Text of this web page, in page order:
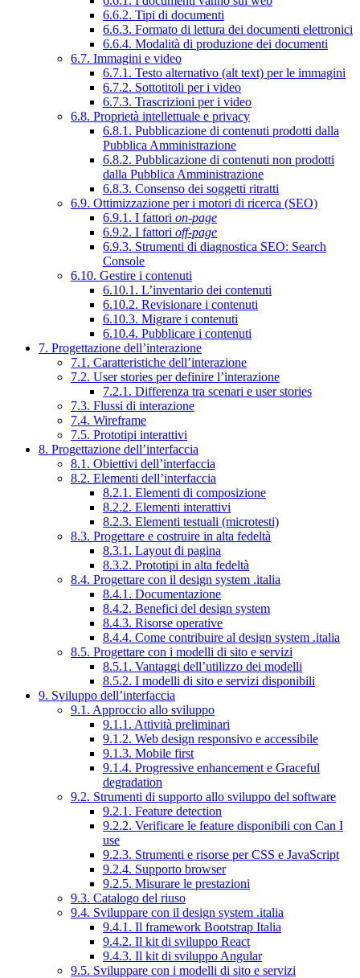
6.6.2. Tipi di documenti
6.6.3. Formato di lettura dei documenti elettronici
6.6.4. Modalità di produzione dei documenti
6.7. Immagini e video
6.7.1. Testo alternativo (alt text) per le immagini
6.7.2. Sottotitoli per i video
6.7.3. Trascrizioni per i video
6.8. Proprietà intellettuale e privacy
6.8.1. Pubblicazione di contenuti prodotti dalla
Pubblica Amministrazione
6.8.2. Pubblicazione di contenuti non prodotti
dalla Pubblica Amministrazione
6.8.3. Consenso dei soggetti ritratti
6.9. Ottimizzazione per i motori di ricerca (SEO)
6.9.1. I fattori on-page
6.9.2. I fattori off-page
6.9.3. Strumenti di diagnostica SEO: Search
Console
6.10. Gestire i contenuti
6.10.1. L’inventario dei contenuti
6.10.2. Revisionare i contenuti
6.10.3. Migrare i contenuti
6.10.4. Pubblicare i contenuti
7. Progettazione dell’interazione
7.1. Caratteristiche dell’interazione
7.2. User stories per definire l’interazione
7.2.1. Differenza tra scenari e user stories
7.3. Flussi di interazione
7.4. Wireframe
7.5. Prototipi interattivi
8. Progettazione dell’interfaccia
8.1. Obiettivi dell’interfaccia
8.2. Elementi dell’interfaccia
8.2.1. Elementi di composizione
8.2.2. Elementi interattivi
8.2.3. Elementi testuali (microtesti)
8.3. Progettare e costruire in alta fedeltà
8.3.1. Layout di pagina
8.3.2. Prototipi in alta fedeltà
8.4. Progettare con il design system .italia
8.4.1. Documentazione
8.4.2. Benefici del design system
8.4.3. Risorse operative
8.4.4. Come contribuire al design system .italia
8.5. Progettare con i modelli di sito e servizi
8.5.1. Vantaggi dell’utilizzo dei modelli
8.5.2. I modelli di sito e servizi disponibili
9. Sviluppo dell’interfaccia
9.1. Approccio allo sviluppo
9.1.1. Attività preliminari
9.1.2. Web design responsivo e accessibile
9.1.3. Mobile first
9.1.4. Progressive enhancement e Graceful
degradation
9.2. Strumenti di supporto allo sviluppo del software
9.2.1. Feature detection
9.2.2. Verificare le feature disponibili con Can I
use
9.2.3. Strumenti e risorse per CSS e JavaScript
9.2.4. Supporto browser
9.2.5. Misurare le prestazioni
9.3. Catalogo del riuso
9.4. Sviluppare con il design system .italia
9.4.1. Il framework Bootstrap Italia
9.4.2. Il kit di sviluppo React
9.4.3. Il kit di sviluppo Angular
9.5. Sviluppare con i modelli di sito e servizi